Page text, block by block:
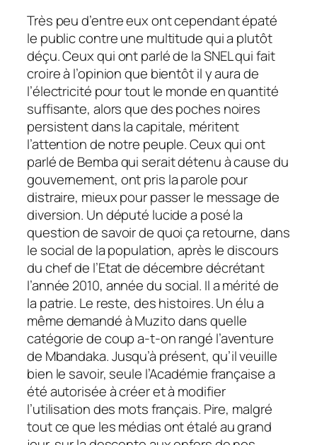
Très peu d’entre eux ont cependant épaté
le public contre une multitude qui a plutôt
déçu.Ceux qui ont parlé de la SNEL qui fait
croire à l’opinion que bientôt il y aura de
l’électricité pour tout le monde en quantité
suffisante, alors que des poches noires
persistent dans la capitale, méritent
l’attention de notre peuple. Ceux qui ont
parlé de Bemba qui serait détenu à cause du
gouvernement, ont pris la parole pour
distraire, mieux pour passer le message de
diversion. Un député lucide a posé la
question de savoir de quoi ça retourne, dans
le social de la population, après le discours
du chef de l’Etat de décembre décrétant
l’année 2010, année du social. Il a mérité de
la patrie. Le reste, des histoires. Un élu a
même demandé à Muzito dans quelle
catégorie de coup a-t-on rangé l’aventure
de Mbandaka. Jusqu’à présent, qu’il veuille
bien le savoir, seule l’Académie française a
été autorisée à créer et à modifier
l’utilisation des mots français. Pire, malgré
tout ce que les médias ont étalé au grand